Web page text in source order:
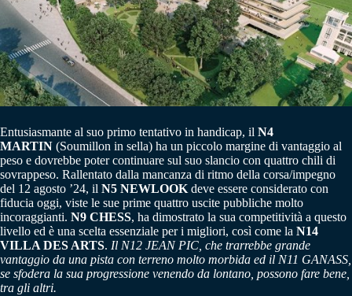
Entusiasmante al suo primo tentativo in handicap, il N4
MARTIN (Soumillon in sella) ha un piccolo margine di vantaggio al
peso e dovrebbe poter continuare sul suo slancio con quattro chili di
sovrappeso. Rallentato dalla mancanza di ritmo della corsa/impegno
del 12 agosto ’24, il N5 NEWLOOK deve essere considerato con
fiducia oggi, viste le sue prime quattro uscite pubbliche molto
incoraggianti. N9 CHESS, ha dimostrato la sua competitività a questo
livello ed è una scelta essenziale per i migliori, così come la N14
VILLA DES ARTS. Il N12 JEAN PIC, che trarrebbe grande
vantaggio da una pista con terreno molto morbida ed il N11 GANASS,
se sfodera la sua progressione venendo da lontano, possono fare bene,
tra gli altri.